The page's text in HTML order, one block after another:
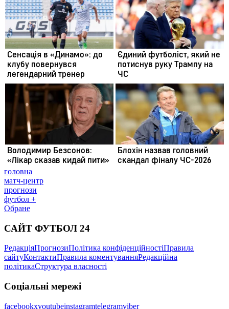
головна
матч-центр
прогнози
футбол +
Обране
САЙТ ФУТБОЛ 24
РедакціяПрогнозиПолітика конфіденційностіПравила
сайтуКонтактиПравила коментуванняРедакційна
політикаСтруктура власності
Соціальні мережі
facebookxyoutubeinstagramtelegramviber